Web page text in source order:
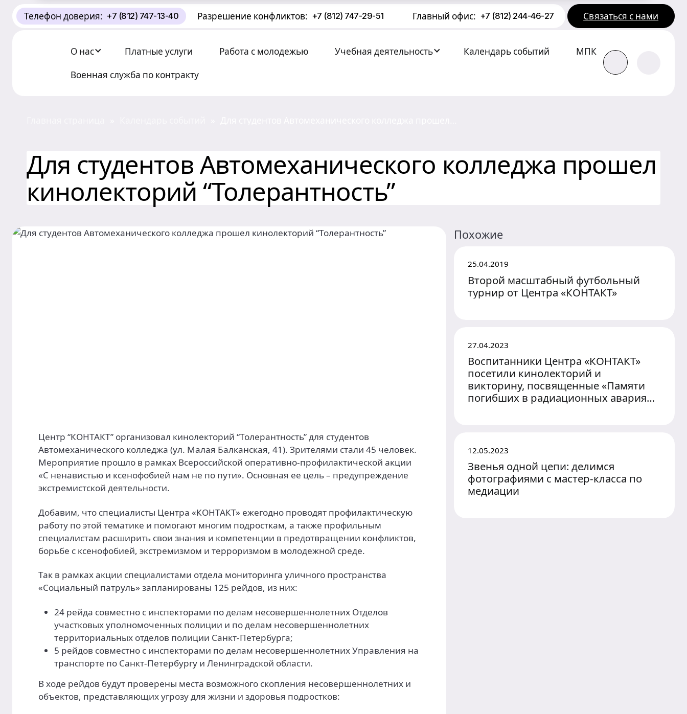
Телефон доверия: +7 (812) 747-13-40 Разрешение конфликтов: +7 (812) 747-29-51 Главный офис: +7 (812) 244-46-27 Связаться с нами
О нас Платные услуги Работа с молодежью Учебная деятельность Календарь событий
МПК
Военная служба по контракту
Для студентов Автомеханического колледжа прошел
кинолекторий “Толерантность”
Центр “КОНТАКТ” организовал кинолекторий “Толерантность” для студентов
Автомеханического колледжа (ул. Малая Балканская, 41). Зрителями стали 45 человек.
Мероприятие прошло в рамках Всероссийской оперативно-профилактической акции
«С ненавистью и ксенофобией нам не по пути». Основная ее цель – предупреждение
экстремистской деятельности.
Добавим, что специалисты Центра «КОНТАКТ» ежегодно проводят профилактическую
работу по этой тематике и помогают многим подросткам, а также профильным
специалистам расширить свои знания и компетенции в предотвращении конфликтов,
борьбе с ксенофобией, экстремизмом и терроризмом в молодежной среде.
Так в рамках акции специалистами отдела мониторинга уличного пространства
«Социальный патруль» запланированы 125 рейдов, из них:
24 рейда совместно с инспекторами по делам несовершеннолетних Отделов
участковых уполномоченных полиции и по делам несовершеннолетних
территориальных отделов полиции Санкт-Петербурга;
5 рейдов совместно с инспекторами по делам несовершеннолетних Управления на
транспорте по Санкт-Петербургу и Ленинградской области.
В ходе рейдов будут проверены места возможного скопления несовершеннолетних и
объектов, представляющих угрозу для жизни и здоровья подростков:
Похожие
25.04.2019
Второй масштабный футбольный
турнир от Центра «КОНТАКТ»
27.04.2023
Воспитанники Центра «КОНТАКТ»
посетили кинолекторий и
викторину, посвященные «Памяти
погибших в радиационных авариях
12.05.2023
Звенья одной цепи: делимся
фотографиями с мастер-класса по
медиации
О Центре «КОНТАКТ»
Пресс-центр